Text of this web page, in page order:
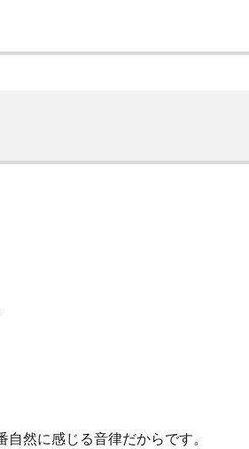
然に感じる音律だからです。